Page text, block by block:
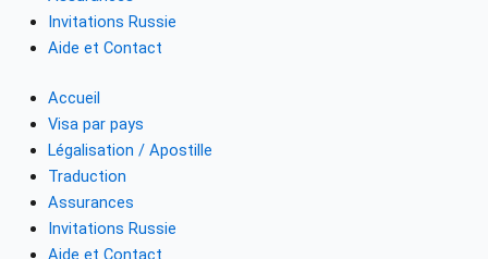
Invitations Russie
Aide et Contact
Accueil
Visa par pays
Légalisation / Apostille
Traduction
Assurances
Invitations Russie
Aide et Contact